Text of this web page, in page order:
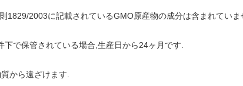
1829/2003に記載されているGMO原産物の成分は含まれていま
で保管されている場合,生産日から24ヶ月です.
から遠ざけます.